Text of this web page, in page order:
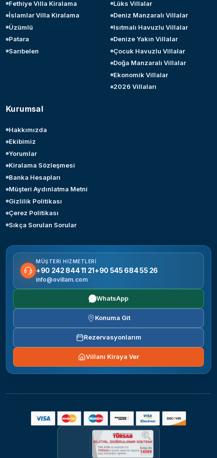
Fethiye Villa Kiralama
İslamlar Villa Kiralama
Üzümlü
Patara
Sarıbelen
Lüks Villalar
Deniz Manzaralı Villalar
Isıtmalı Havuzlu Villalar
Denize Yakın Villalar
Çocuk Havuzlu Villalar
Doğa Manzaralı Villalar
Ekonomik Villalar
2026 Villaları
Kurumsal
Hakkımızda
Ekibimiz
Yorumlar
Kiralama Sözleşmesi
Banka Hesapları
Müşteri Aydınlatma Metni
Gizlilik Politikası
Çerez Politikası
Sıkça Sorulan Sorular
MÜŞTERI HIZMETLERI
+90 242 844 11 21+90 545 684 55 26
info@ovillam.com
WhatsApp
Konuma Git
Rezervasyonlarım
Villanı Kiraya Ver